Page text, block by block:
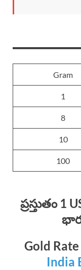
Gram
1
8
10
100
ప్రస్తుతం 1
Gold Rate
India